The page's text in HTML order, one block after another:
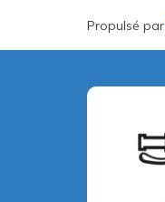
Propulsé par